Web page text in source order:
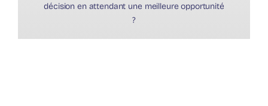
décision en attendant une meilleure opportunité
?